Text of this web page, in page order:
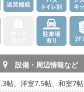
設備・周辺情報など
帖、洋室7.5帖、和室7帖